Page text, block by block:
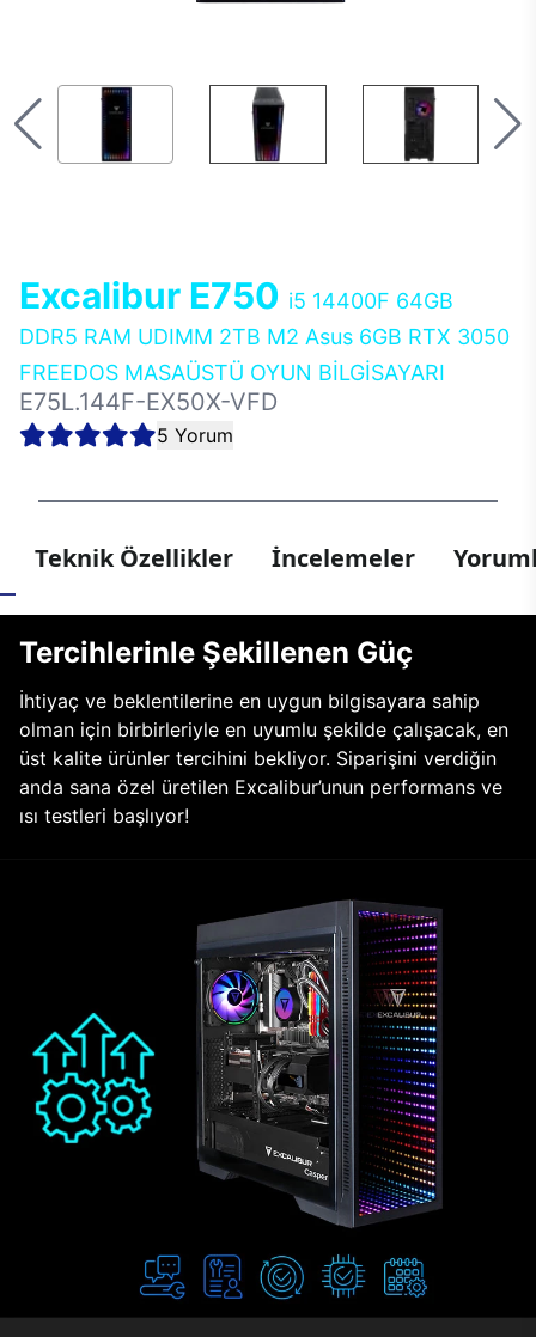
Excalibur E750 i5 14400F 64GB
DDR5 RAM UDIMM 2TB M2 Asus 6GB RTX 3050
FREEDOS MASAÜSTÜ OYUN BİLGİSAYARI
E75L.144F-EX50X-VFD
5 Yorum
Teknik Özellikler İncelemeler
Tercihlerinle Şekillenen Güç
İhtiyaç ve beklentilerine en uygun bilgisayara sahip
olman için birbirleriyle en uyumlu şekilde çalışacak, en
üst kalite ürünler tercihini bekliyor. Siparişini verdiğin
anda sana özel üretilen Excalibur’unun performans ve
ısı testleri başlıyor!